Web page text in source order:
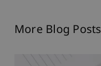
More Blog Posts